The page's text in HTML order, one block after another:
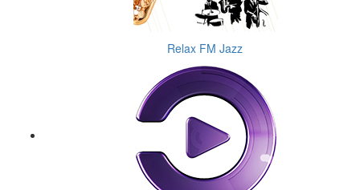
Relax FM Jazz